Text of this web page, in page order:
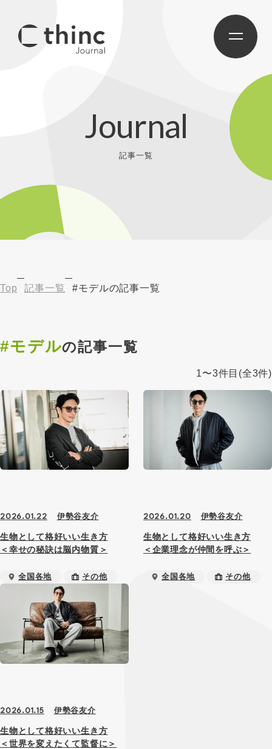
Journal
記事一覧
Top 記事一覧 #モデルの記事一覧
#モデルの記事一覧
1〜3件目 (全3件)
2026.01.22 伊勢谷友介
生物として格好いい生き方
＜幸せの秘訣は脳内物質＞
全国各地 その他
2026.01.20 伊勢谷友介
生物として格好いい生き方
＜企業理念が仲間を呼ぶ＞
全国各地 その他
2026.01.15 伊勢谷友介
生物として格好いい生き方
＜世界を変えたくて監督に＞